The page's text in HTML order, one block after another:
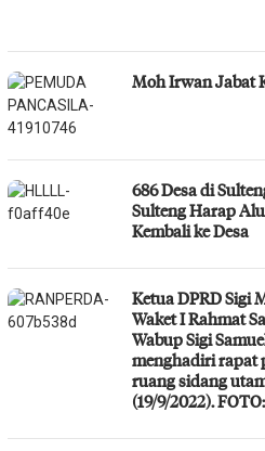
Moh Irwan Jabat
686 Desa di
Sulteng Harap
Kembali ke Desa
Ketua DPRD Sigi
Waket I Rahmat
Wabup Sigi
menghadiri rapat
ruang sidang
(19/9/2022).